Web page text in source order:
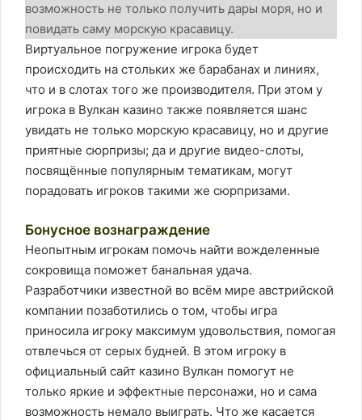
возможность не только получить дары моря, но и
повидать саму морскую красавицу.
Виртуальное погружение игрока будет
происходить на стольких же барабанах и линиях,
что и в слотах того же производителя. При этом у
игрока в Вулкан казино также появляется шанс
увидать не только морскую красавицу, но и другие
приятные сюрпризы; да и другие видео-слоты,
посвящённые популярным тематикам, могут
порадовать игроков такими же сюрпризами.
Бонусное вознаграждение
Неопытным игрокам помочь найти вожделенные
сокровища поможет банальная удача.
Разработчики известной во всём мире австрийской
компании позаботились о том, чтобы игра
приносила игроку максимум удовольствия, помогая
отвлечься от серых будней. В этом игроку в
официальный сайт казино Вулкан помогут не
только яркие и эффектные персонажи, но и сама
возможность немало выиграть. Что же касается